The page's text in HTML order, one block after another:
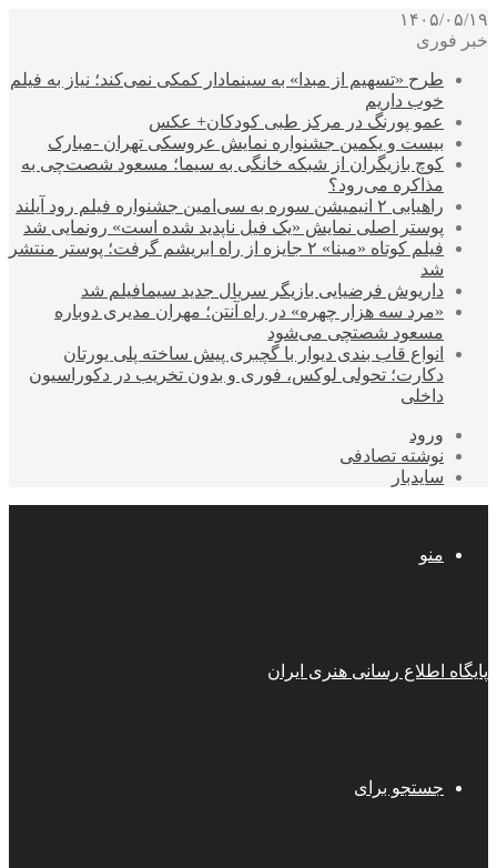
۱۴۰۵/۰۵/۱۹
خبر فوری
طرح «تسهیم از مبدا» به سینمادار کمکی نمی‌کند؛ نیاز به فیلم
خوب داریم
عمو پورنگ در مرکز طبی کودکان+ عکس
بیست و یکمین جشنواره نمایش عروسکی تهران -مبارک
کوچ بازیگران از شبکه خانگی به سیما؛ مسعود شصت‌چی به
مذاکره می‌رود؟
راهیابی ۲ انیمیشن سوره به سی‌امین جشنواره فیلم رود آیلند
پوستر اصلی نمایش «یک فیل ناپدید شده است» رونمایی شد
فیلم کوتاه «مینا» ۲ جایزه از راه ابریشم گرفت؛ پوستر منتشر
شد
داریوش فرضیایی بازیگر سریال جدید سیمافیلم شد
«مرد سه هزار چهره» در راه آنتن؛ مهران مدیری دوباره
مسعود شصتچی می‌شود
انواع قاب بندی دیوار با گچبری پیش ساخته پلی یورتان
دکارت؛ تحولی لوکس، فوری و بدون تخریب در دکوراسیون
داخلی
ورود
نوشته تصادفی
سایدبار
منو
پایگاه اطلاع رسانی هنری ایران
جستجو برای